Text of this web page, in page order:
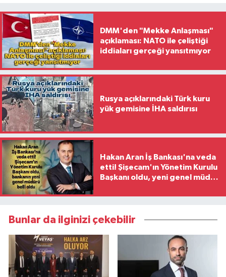
DMM'den "Mekke Anlaşması"
açıklaması: NATO ile çeliştiği
iddiaları gerçeği yansıtmıyor
Rusya açıklarındaki Türk kuru
yük gemisine İHA saldırısı
Hakan Aran İş Bankası'na veda
etti! Şişecam'ın Yönetim Kurulu
Başkanı oldu, yeni genel müdür
Bunlar da ilginizi çekebilir